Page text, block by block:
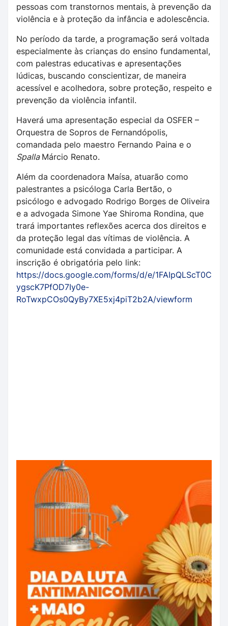
pessoas com transtornos mentais, à prevenção da
violência e à proteção da infância e adolescência.
No período da tarde, a programação será voltada
especialmente às crianças do ensino fundamental,
com palestras educativas e apresentações
lúdicas, buscando conscientizar, de maneira
acessível e acolhedora, sobre proteção, respeito e
prevenção da violência infantil.
Haverá uma apresentação especial da OSFER –
Orquestra de Sopros de Fernandópolis,
comandada pelo maestro Fernando Paina e o
Spalla Márcio Renato.
Além da coordenadora Maísa, atuarão como
palestrantes a psicóloga Carla Bertão, o
psicólogo e advogado Rodrigo Borges de Oliveira
e a advogada Simone Yae Shiroma Rondina, que
trará importantes reflexões acerca dos direitos e
da proteção legal das vítimas de violência. A
comunidade está convidada a participar. A
inscrição é obrigatória pelo link:
https://docs.google.com/forms/d/e/1FAIpQLScT0C
ygscK7PfOD7Iy0e-
RoTwxpCOs0QyBy7XE5xj4piT2b2A/viewform